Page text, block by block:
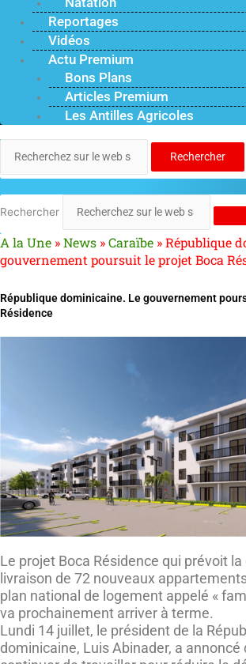
Reportages
Vidéos
Actu Premium
Bons Plans
Articles Premium
Les Antilles Agricoles
Rechercher
Rechercher
A la Une »News »Caraïbe »République
gouvernement poursuit le projet Boca
République dominicaine. Le gouvernement
Résidence
Le projet Boca Résidence qui prévoit
livraison de 72 nouveaux
plan national de logement appelé «
va prochainement arriver à terme.
Lundi 14 juillet, le président de la
dominicaine, Luis Abinader, a annoncé